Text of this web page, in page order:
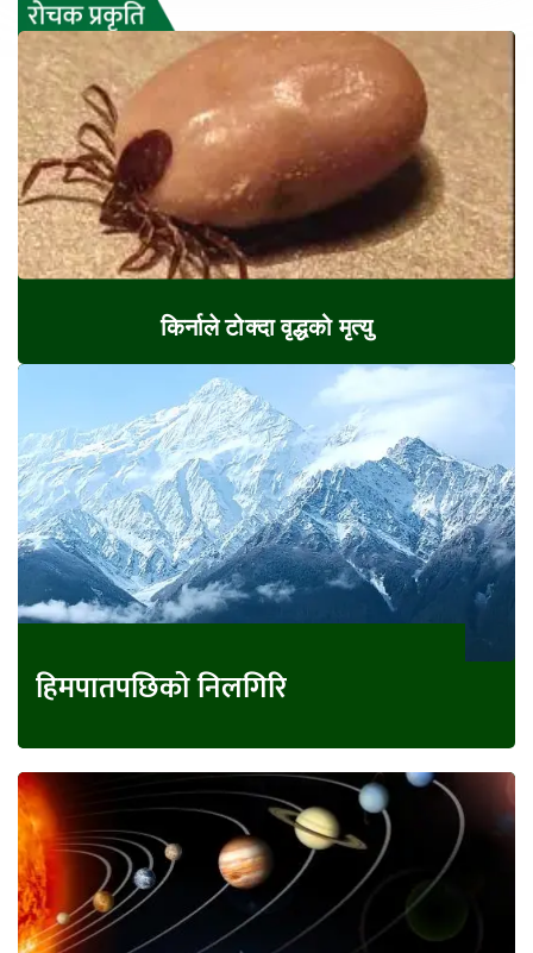
किर्नाले टोक्दा वृद्धको मृत्यु
हिमपातपछिको निलगिरि